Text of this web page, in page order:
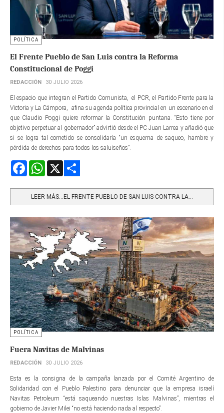
POLÍTICA
El Frente Pueblo de San Luis contra la Reforma
Constitucional de Poggi
REDACCIÓN 30 JULIO 2026
El espacio que integran el Partido Comunista, el PCR, el Partido Frente para la
Victoria y La Cámpora, afina su agenda política provincial en un escenario en el
que Claudio Poggi quiere reformar la Constitución puntana. “Esto tiene por
objetivo perpetuar al gobernador” advirtió desde el PC Juan Larrea y añadió que
si se logra tal cometido se consolidaría “un esquema de saqueo, hambre y
pérdida de derechos para todos los saluiseños”.
FacebookWhatsApp
LEER MÁS…EL FRENTE PUEBLO DE SAN LUIS CONTRA LA...
POLÍTICA
Fuera Navitas de Malvinas
REDACCIÓN 30 JULIO 2026
Esta es la consigna de la campaña lanzada por el Comité Argentino de
Solidaridad con el Pueblo Palestino para denunciar que la empresa israelí
Navitas Petroleum “está saqueando nuestras Islas Malvinas”, mientras el
gobierno de Javier Milei “no está haciendo nada al respecto”.